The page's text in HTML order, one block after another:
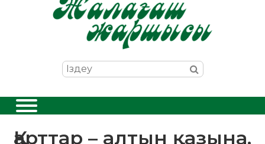
Қарттар – алтын қазына,